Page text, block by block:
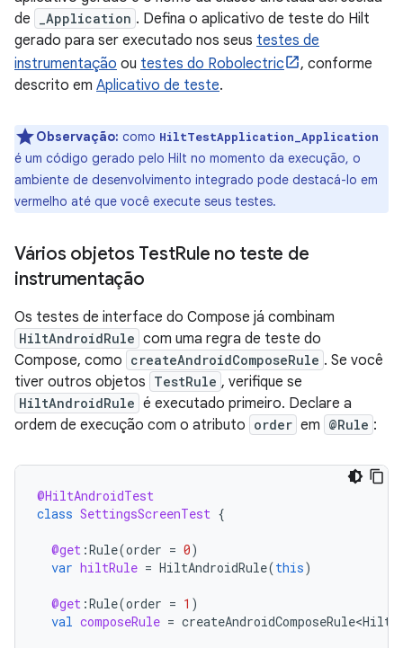
de
_Application . Defina o aplicativo de teste do Hilt
gerado para ser executado nos seus testes de
instrumentação ou testes do Robolectric
, conforme
descrito em Aplicativo de teste.
Observação: como HiltTestApplication_Application
é um código gerado pelo Hilt no momento da execução, o
ambiente de desenvolvimento integrado pode destacá-lo em
vermelho até que você execute seus testes.
Vários objetos TestRule no teste de
instrumentação
Os testes de interface do Compose já combinam
HiltAndroidRule com uma regra de teste do
Compose, como createAndroidComposeRule . Se você
tiver outros objetos TestRule , verifique se
HiltAndroidRule é executado primeiro. Declare a
ordem de execução com o atributo order em @Rule :
@HiltAndroidTest
class SettingsScreenTest {
@get :Rule(order = 0)
var hiltRule = HiltAndroidRule(this)
@get :Rule(order = 1 )
val composeRule =